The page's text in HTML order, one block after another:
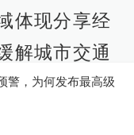
体现分享经
解城市交通
车经营性客
约车平台公
转黄，防汛防台响应